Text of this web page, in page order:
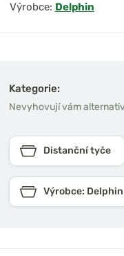
Výrobce: Delphin
Kategorie:
Nevyhovují vám
Distanční tyče
Výrobce: Delphin